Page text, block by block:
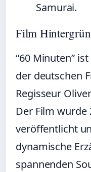
Samurai.
Film
“60 Minuten”
der deutschen
Regisseur
Der Film wurde
veröffentlicht
dynamische
spannenden